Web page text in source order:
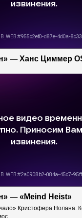
— Ханс Циммер
— «Meind Heist»
Кристофера Нолана.